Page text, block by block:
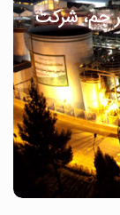
جم، شرکت